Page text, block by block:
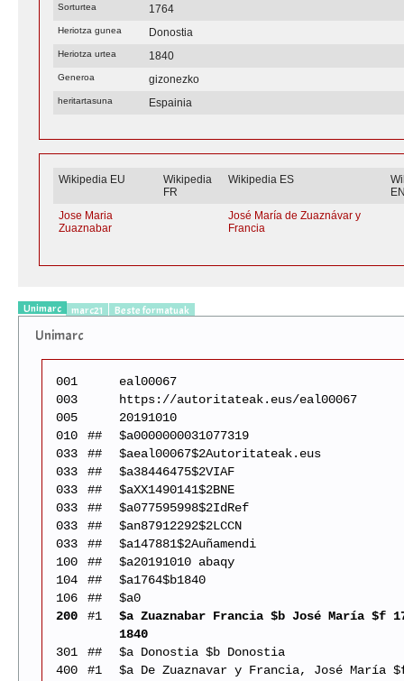
Sorturtea 1764
Heriotza gunea Donostia
Heriotza urtea 1840
Generoa gizonezko
heritartasuna Espainia
Wikipedia EU
Wikipedia
FR
Wikipedia ES
Jose Maria
Zuaznabar
José María de Zuaznávar y
Francia
Unimarc marc21 Beste formatuak
Unimarc
001
eal00067
003
https://autoritateak.eus/eal00067
005
20191010
010
##
$a0000000031077319
033
##
$aeal00067$2Autoritateak.eus
033
##
$a38446475$2VIAF
033
##
$aXX1490141$2BNE
033
##
$a077595998$2IdRef
033
##
$an87912292$2LCCN
033
##
$a147881$2Auñamendi
100
##
$a20191010 abaqy
104
##
$a1764$b1840
106
##
$a0
200
#1
$a Zuaznabar Francia $b José María $f
1840
301
##
$a Donostia $b Donostia
400
#1
$a De Zuaznavar y Francia, José María